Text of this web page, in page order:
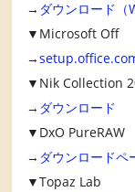
→ ダウンロード（
▼Microsoft Off
→
▼Nik Collection
→ ダウンロード
▼DxO PureRAW
→ ダウンロードペ
▼Topaz Lab